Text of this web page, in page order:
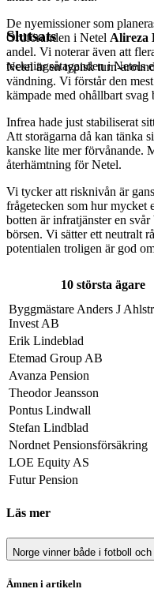
De nyemissioner som
Ordföranden i Netel Alireza
andel. Vi noterar även att
teckningsåtaganden i Netels
Slutsats
Netel är en typisk turn-
vändning. Vi förstår den
kämpade med ohållbart svag
Infrea hade just stabiliserat
Att storägarna då kan tänka
kanske lite mer förvånande.
återhämtning för Netel.
Vi tycker att risknivån är
frågetecken som hur mycket
botten är infratjänster en
börsen. Vi sätter ett neutralt
potentialen troligen är god
10 största ägare
Byggmästare Anders J
Invest AB
Erik Lindeblad
Etemad Group AB
Avanza Pension
Theodor Jeansson
Pontus Lindwall
Stefan Lindblad
Nordnet Pensionsförsäkring
LOE Equity AS
Futur Pension
Läs mer
Norge vinner både i fotboll
Ämnen i artikeln